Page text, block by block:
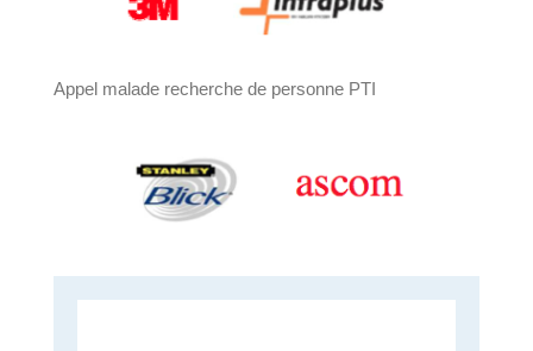
Appel malade recherche de personne PTI